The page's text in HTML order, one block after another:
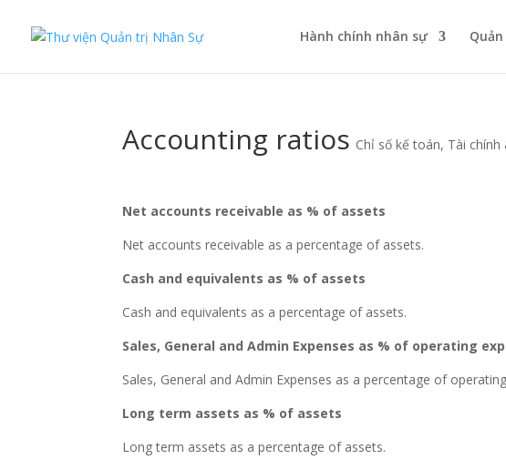
Hành chính nhân sự
Accounting ratios Chỉ số kế toán, Tài
Net accounts receivable as % of assets
Net accounts receivable as a percentage of assets.
Cash and equivalents as % of assets
Cash and equivalents as a percentage of assets.
Sales, General and Admin Expenses as % of operating
Sales, General and Admin Expenses as a percentage of
Long term assets as % of assets
Long term assets as a percentage of assets.